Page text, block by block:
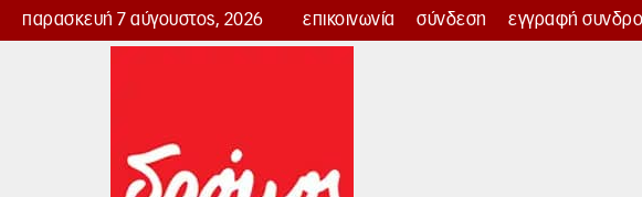
παρασκευή 7 αύγουστος, 2026 επικοινωνία σύνδεση εγγραφή
Δρόμος